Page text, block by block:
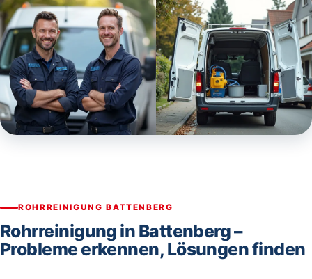
ROHRREINIGUNG BATTENBERG
Rohrreinigung in Battenberg –
Probleme erkennen, Lösungen finden